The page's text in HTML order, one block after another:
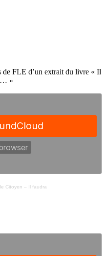
de FLE d’un extrait du livre « Il
»
Citoyen – Il faudra